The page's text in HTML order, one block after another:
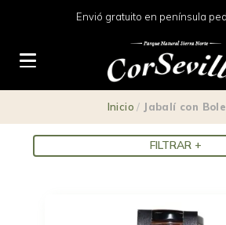
Envió gratuito en península
Inicio / Jabalí con
Jabalí con
FILTRAR +